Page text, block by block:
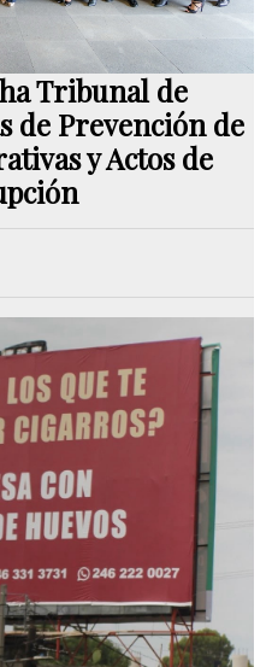
Tribunal de
de Prevención de
y Actos de